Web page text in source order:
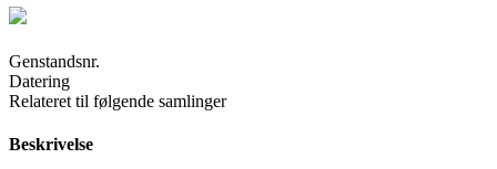
Genstandsnr.
Datering
Relateret til følgende samlinger
Beskrivelse